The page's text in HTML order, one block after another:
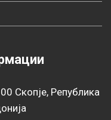
Скопје, Република